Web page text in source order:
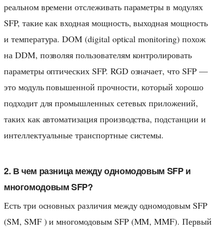
реальном времени отслеживать параметры в модулях
SFP, такие как входная мощность, выходная мощность
и температура. DOM (digital optical monitoring) похож
на DDM, позволяя пользователям контролировать
параметры оптических SFP. RGD означает, что SFP —
это модуль повышенной прочности, который хорошо
подходит для промышленных сетевых приложений,
таких как автоматизация производства, подстанции и
интеллектуальные транспортные системы.
2. В чем разница между одномодовым SFP и
многомодовым SFP?
Есть три основных различия между одномодовым SFP
(SM, SMF ) и многомодовым SFP (MM, MMF). Первый